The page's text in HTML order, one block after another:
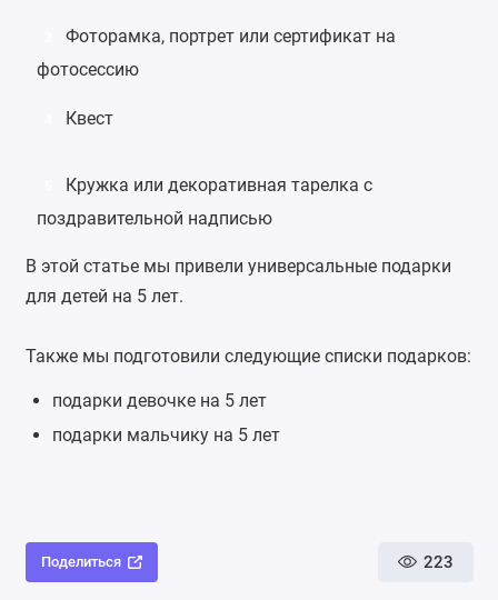
Фоторамка, портрет или сертификат на
фотосессию
Квест
Кружка илидекоративная тарелка с
поздравительной надписью
В этой статье мы привели универсальные подарки
для детей на 5 лет.
Также мы подготовили следующие списки подарков:
подарки девочке на 5 лет
подарки мальчику на 5 лет
Поделиться 223